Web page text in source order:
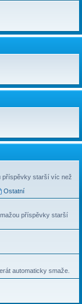
příspěvky starší víc než
Ostatní
příspěvky starší
automaticky smaže.